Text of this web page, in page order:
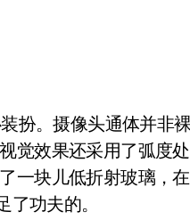
觉效果还采用了弧度处
一块儿低折射玻璃，在
功夫的。